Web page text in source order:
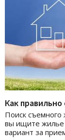
Как
Поиск съемного
вы ищите жилье
вариант за